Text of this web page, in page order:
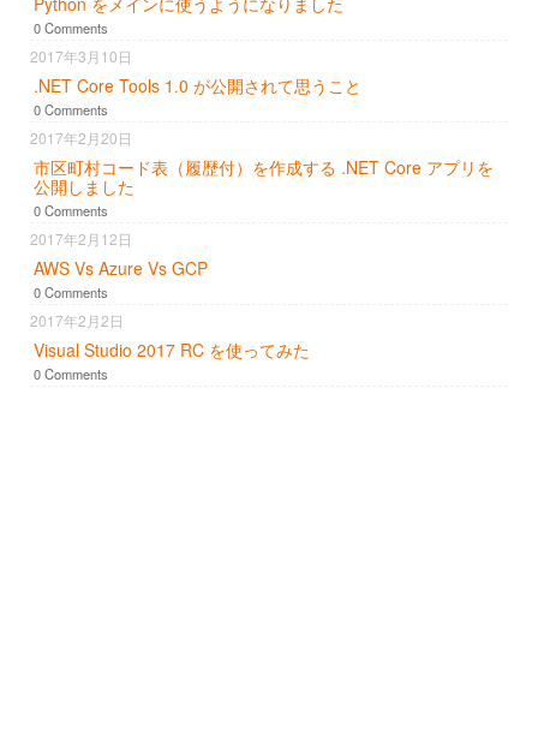
0 Comments
2017年3月10日
.NET Core Tools 1.0 が公開されて思うこと
0 Comments
2017年2月20日
市区町村コード表（履歴付）を作成する .NET Core アプリを
公開しました
0 Comments
2017年2月12日
AWS Vs Azure Vs GCP
0 Comments
2017年2月2日
Visual Studio 2017 RC を使ってみた
0 Comments